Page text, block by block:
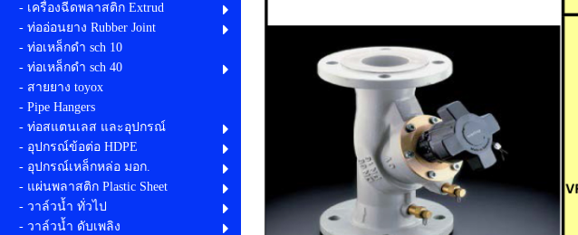
- เครื่องฉีดพลาสติก Extrud
- ท่ออ่อนยาง Rubber Joint
- ท่อเหล็กดำ sch 10
- ท่อเหล็กดำ sch 40
- สายยาง toyox
- Pipe Hangers
- ท่อสแตนเลส และอุปกรณ์
- อุปกรณ์ข้อต่อ HDPE
- อุปกรณ์เหล็กหล่อ มอก.
- แผ่นพลาสติก Plastic Sheet
- วาล์วน้ำ ทั่วไป
- วาล์วน้ำ ดับเพลิง